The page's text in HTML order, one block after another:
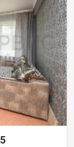
лоджию –
двор.</li>
и
для хранения.
– семейные
всегда чистый.
доступности:
детские сады
ПВЗ и зеленых
транспорта
до центра
недвижимость, у